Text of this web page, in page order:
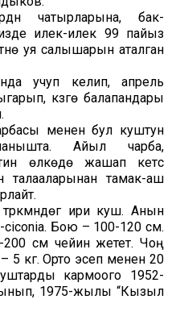
чатырларына, бак-
илек-илек 99 пайыз
уя салышарын аталган
учуп келип, апрель
күзгө балапандары
менен бул куштун
Айыл чарба,
өлкөдө жашап кетүүсү
талааларынан тамак-аш
ири куш. Анын
Бою – 100-120 см.
200 см чейин жетет. Чоң
5 кг. Орто эсеп менен 20
кармоого 1952-
1975-жылы “Кызыл